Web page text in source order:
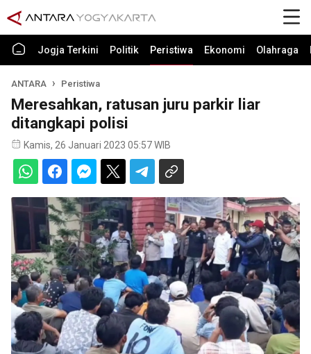
Jogja Terkini Politik Peristiwa Ekonomi Olahraga
ANTARA Peristiwa
Meresahkan, ratusan juru parkir liar
ditangkapi polisi
Kamis, 26 Januari 2023 05:57 WIB